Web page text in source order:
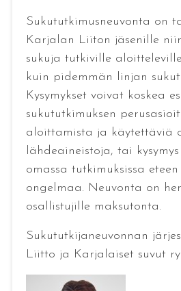
Sukututkimusneuvonta on
Karjalan Liiton jäsenille
sukuja tutkiville
kuin pidemmän linjan
Kysymykset voivat koskea
sukututkimuksen
aloittamista ja käytettäviä
lähdeaineistoja, tai
omassa tutkimuksissa
ongelmaa. Neuvonta on
osallistujille maksutonta.
Sukututkijaneuvonnan
Liitto ja Karjalaiset suvut ry.